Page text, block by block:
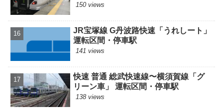
150 views
JR宝塚線 G丹波路快速「うれしート」
運転区間・停車駅
141 views
快速 普通 総武快速線〜横須賀線「グ
リーン車」 運転区間・停車駅
138 views